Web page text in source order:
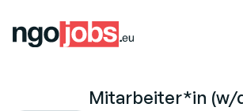
Mitarbeiter*in (w/